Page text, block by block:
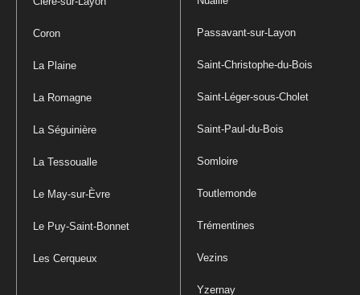
Coron
La Plaine
La Romagne
La Séguinière
La Tessoualle
Le May-sur-Èvre
Le Puy-Saint-Bonnet
Les Cerqueux
Passavant-sur-Layon
Saint-Christophe-du-Bois
Saint-Léger-sous-Cholet
Saint-Paul-du-Bois
Somloire
Toutlemonde
Trémentines
Vezins
Yzernay